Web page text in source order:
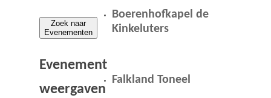
Zoek naar
Evenementen
Evenement
weergaven
Boerenhofkapel de
Kinkeluters
Falkland Toneel